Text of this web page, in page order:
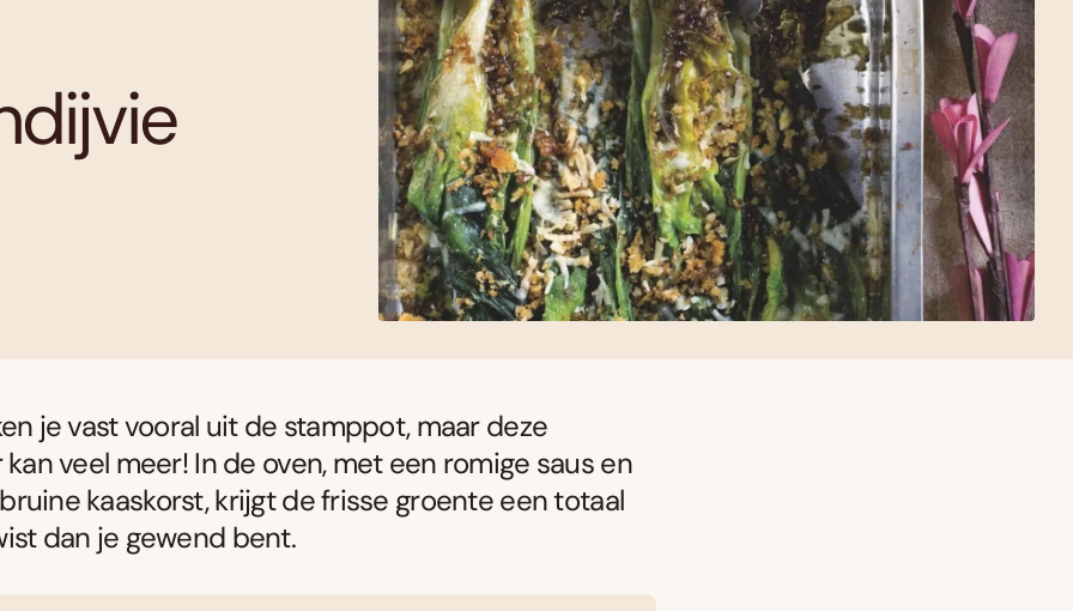
je vast vooral uit de stamppot, maar deze
kan veel meer! In de oven, met een romige saus en
kaaskorst, krijgt de frisse groente een totaal
dan je gewend bent.